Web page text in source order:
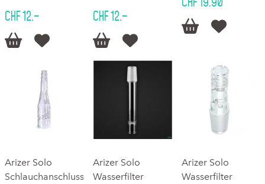
CHF 12.–
 
CHF 12.–
 
 
Arizer Solo
Schlauchanschluss
Arizer Solo
Wasserfilter
Arizer Solo
Wasserfilter